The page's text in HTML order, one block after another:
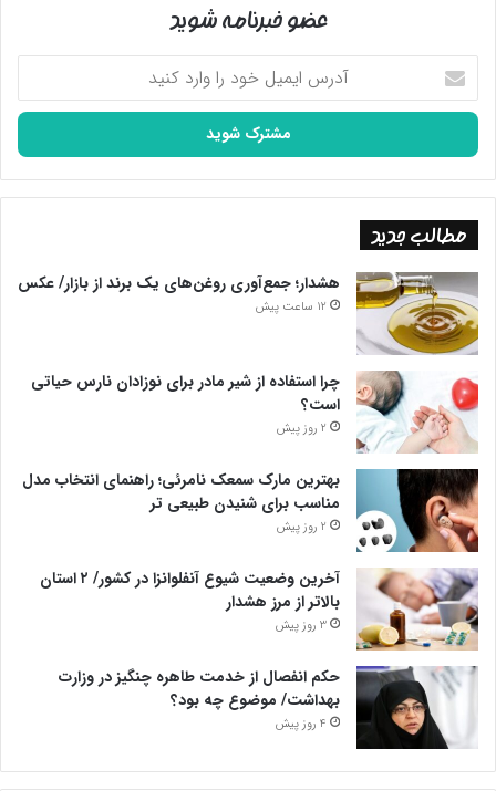
– بیماری های قلبی و عروقی
عضو خبرنامه شوید
آدرس
ایمیل
خود
وارد
کنید
مطالب جدید
هشدار؛ جمع‌آوری روغن‌های یک برند از بازار/ عکس
12 ساعت پیش
چرا استفاده از شیر مادر برای نوزادان نارس حیاتی
است؟
2 روز پیش
بهترین مارک سمعک نامرئی؛ راهنمای انتخاب مدل
مناسب برای شنیدن طبیعی تر
2 روز پیش
آخرین وضعیت شیوع آنفلوانزا در کشور/ ۲ استان
بالاتر از مرز هشدار
3 روز پیش
حکم انفصال از خدمت طاهره چنگیز در وزارت
بهداشت/ موضوع چه بود؟
4 روز پیش